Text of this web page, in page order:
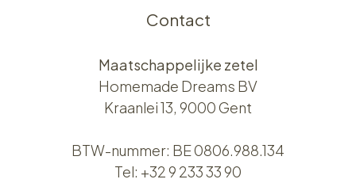
Contact
Maatschappelijke zetel
Homemade Dreams BV
Kraanlei 13, 9000 Gent
BTW-nummer: BE 0806.988.134
Tel: +32 9 233 33 90